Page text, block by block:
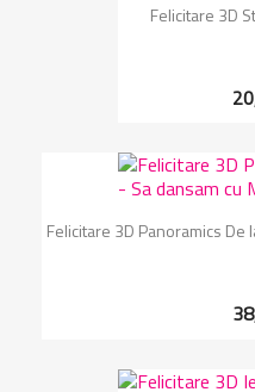
Felicitare 3D
Felicitare 3D Panoramics De